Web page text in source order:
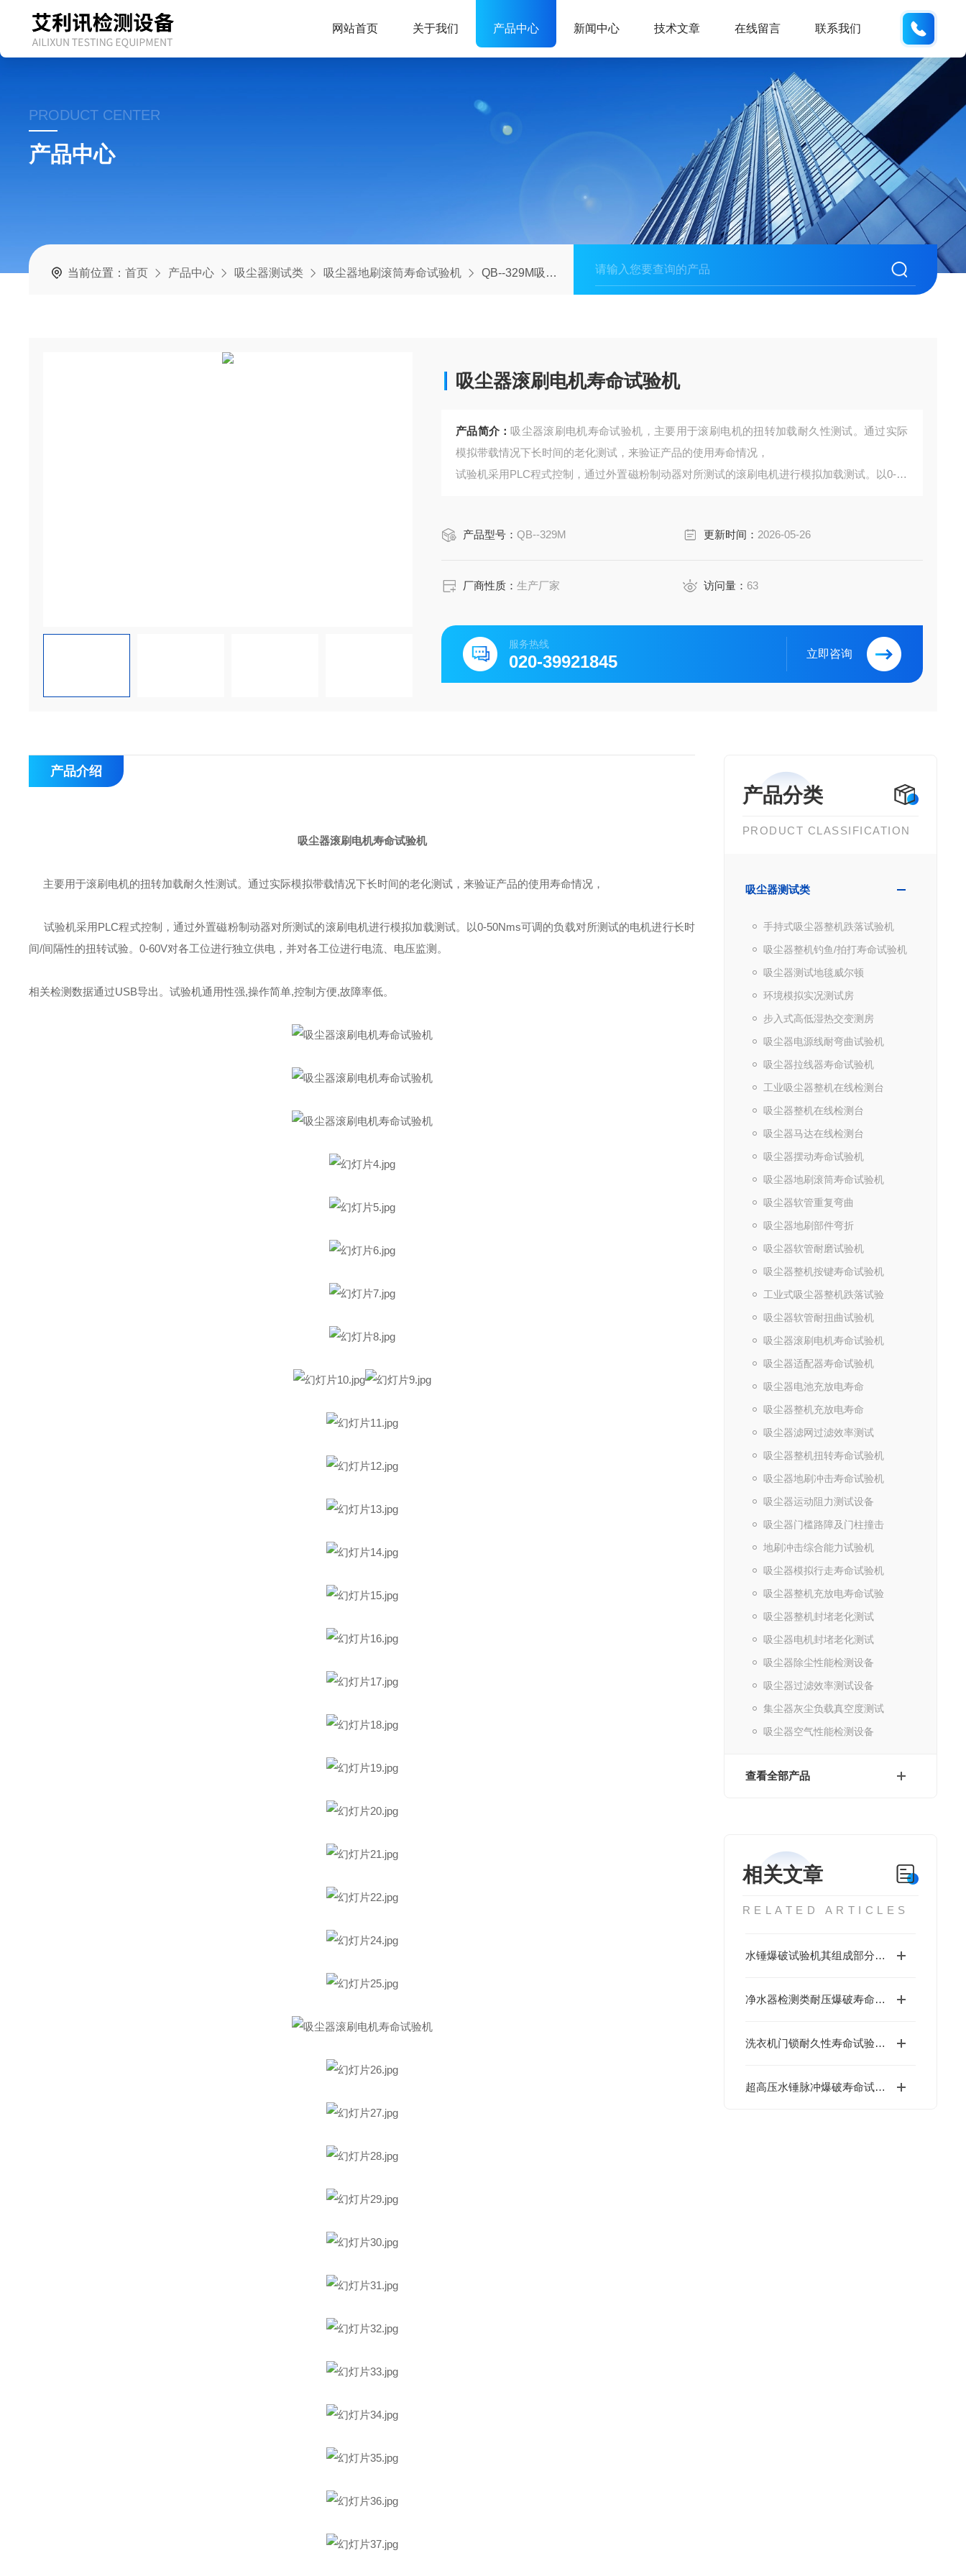
网站首页 关于我们 产品中心 新闻中心 技术文章 在线留言 联系我们
PRODUCT CENTER
产品中心
当前位置：首页 产品中心 吸尘器测试类 吸尘器地刷滚筒寿命试验机 QB--329M吸尘器滚刷电机寿命试验机
吸尘器滚刷电机寿命试验机
产品简介：吸尘器滚刷电机寿命试验机，主要用于滚刷电机的扭转加载耐久性测试。通过实际
模拟带载情况下长时间的老化测试，来验证产品的使用寿命情况，
试验机采用PLC程式控制，通过外置磁粉制动器对所测试的滚刷电机进行模拟加载测试。以0-50
相关检测数据通过USB导出。试验机通
产品型号：QB--329M 更新时间： 2026-05-26
厂商性质：生产厂家 访问量： 63
服务热线
020-39921845 立即咨询
产品分类
PRODUCT CLASSIFICATION
吸尘器测试类
手持式吸尘器整机跌落试验机
吸尘器整机钓鱼/拍打寿命试验机
吸尘器测试地毯威尔顿
环境模拟实况测试房
步入式高低湿热交变测房
吸尘器电源线耐弯曲试验机
吸尘器拉线器寿命试验机
工业吸尘器整机在线检测台
吸尘器整机在线检测台
吸尘器马达在线检测台
吸尘器摆动寿命试验机
吸尘器地刷滚筒寿命试验机
吸尘器软管重复弯曲
吸尘器地刷部件弯折
吸尘器软管耐磨试验机
吸尘器整机按键寿命试验机
工业式吸尘器整机跌落试验
吸尘器软管耐扭曲试验机
吸尘器滚刷电机寿命试验机
吸尘器适配器寿命试验机
吸尘器电池充放电寿命
吸尘器整机充放电寿命
吸尘器滤网过滤效率测试
吸尘器整机扭转寿命试验机
吸尘器地刷冲击寿命试验机
吸尘器运动阻力测试设备
吸尘器门槛路障及门柱撞击
地刷冲击综合能力试验机
吸尘器模拟行走寿命试验机
吸尘器整机充放电寿命试验
吸尘器整机封堵老化测试
吸尘器电机封堵老化测试
吸尘器除尘性能检测设备
吸尘器过滤效率测试设备
集尘器灰尘负载真空度测试
吸尘器空气性能检测设备
查看全部产品
相关文章
RELATED ARTICLES
水锤爆破试验机其组成部分通常包含以下几个核心系统
净水器检测类耐压爆破寿命试验机 GB 34914—2021
洗衣机门锁耐久性寿命试验机GB 4706.24
超高压水锤脉冲爆破寿命试验机ASME B31
产品介绍
吸尘器滚刷电机寿命试验机
主要用于滚刷电机的扭转加载耐久性测试。通过实际模拟带载情况下长时间的老化测试，来验证产品的使用寿命情况，
试验机采用PLC程式控制，通过外置磁粉制动器对所测试的滚刷电机进行模拟加载测试。以0-50Nms可调的负载对所测试的电机进行长时
间/间隔性的扭转试验。0-60V对各工位进行独立供电，并对各工位进行电流、电压监测。
相关检测数据通过USB导出。试验机通用性强,操作简单,控制方便,故障率低。